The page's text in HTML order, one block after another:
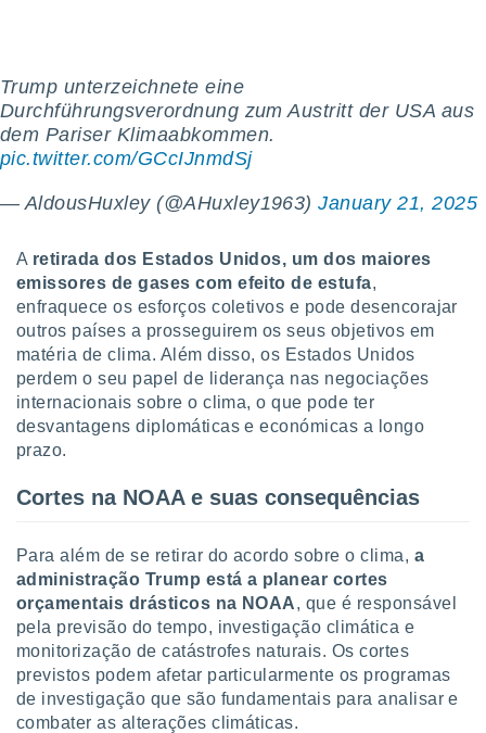
de que
para
não
ou
Pode
de
ao
nós e
únicos
para
e
Trump unterzeichnete eine
Durchführungsverordnung zum Austritt der USA aus
dem Pariser Klimaabkommen.
pic.twitter.com/GCcIJnmdSj
— AldousHuxley (@AHuxley1963)January 21, 2025
A retirada dos Estados Unidos, um dos maiores
emissores de gases com efeito de estufa,
enfraquece os esforços coletivos e pode desencorajar
outros países a prosseguirem os seus objetivos em
matéria de clima. Além disso, os Estados Unidos
perdem o seu papel de liderança nas negociações
internacionais sobre o clima, o que pode ter
desvantagens diplomáticas e económicas a longo
prazo.
Cortes na NOAA e suas consequências
Para além de se retirar do acordo sobre o clima, a
administração Trump está a planear cortes
orçamentais drásticos na NOAA, que é responsável
pela previsão do tempo, investigação climática e
monitorização de catástrofes naturais. Os cortes
previstos podem afetar particularmente os programas
de investigação que são fundamentais para analisar e
combater as alterações climáticas.